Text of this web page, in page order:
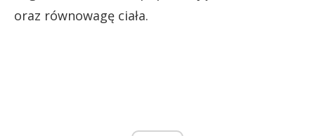
oraz równowagę ciała.